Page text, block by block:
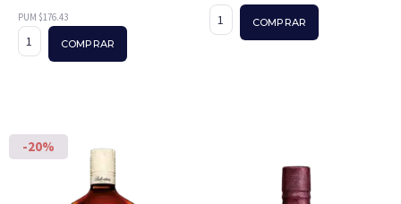
PUM $176.43
COMPRAR
COMPRAR
-20%